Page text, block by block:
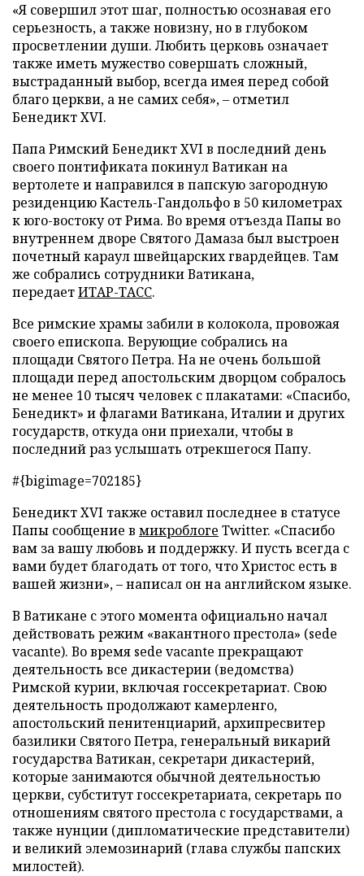
«Я совершил этот шаг, полностью осознавая его
серьезность, а также новизну, но в глубоком
просветлении души. Любить церковь означает
также иметь мужество совершать сложный,
выстраданный выбор, всегда имея перед собой
благо церкви, а не самих себя»,– отметил
Бенедикт XVI.
Папа Римский Бенедикт XVI в последний день
своего понтификата покинул Ватикан на
вертолете и направился в папскую загородную
резиденцию Кастель-Гандольфо в 50 километрах
к юго-востоку от Рима. Во время отъезда Папы во
внутреннем дворе Святого Дамаза был выстроен
почетный караул швейцарских гвардейцев. Там
же собрались сотрудники Ватикана,
передаетИТАР-ТАСС.
Все римские храмы забили в колокола, провожая
своего епископа. Верующие собрались на
площади Святого Петра. На не очень большой
площади перед апостольским дворцом собралось
не менее 10 тысяч человек с плакатами: «Спасибо,
Бенедикт» и флагами Ватикана, Италии и других
государств, откуда они приехали, чтобы в
последний раз услышать отрекшегося Папу.
#{bigimage=702185}
Бенедикт XVI также оставил последнее в статусе
Папы сообщение в микроблоге Twitter. «Спасибо
вам за вашу любовь и поддержку. И пусть всегда с
вами будет благодать от того, что Христос есть в
вашей жизни»,–написал он на английском языке.
В Ватикане с этого момента официально начал
действовать режим «вакантного престола» (sede
vacante). Во время sede vacante прекращают
деятельность все дикастерии (ведомства)
Римской курии, включая госсекретариат. Свою
деятельность продолжают камерленго,
апостольский пенитенциарий, архипресвитер
базилики Святого Петра, генеральный викарий
государства Ватикан, секретари дикастерий,
которые занимаются обычной деятельностью
церкви, субститут госсекретариата, секретарь по
отношениям святого престола с государствами, а
также нунции (дипломатические представители)
и великий элемозинарий (глава службы папских
милостей).